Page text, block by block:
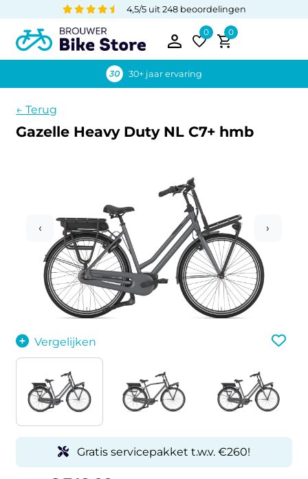
4,5/5 uit 248 beoordelingen
0 0
30+ jaar ervaring
← Terug
Gazelle Heavy Duty NL C7+ hmb
Vergelijken
‹ ›
Gratis servicepakket t.w.v. €260!